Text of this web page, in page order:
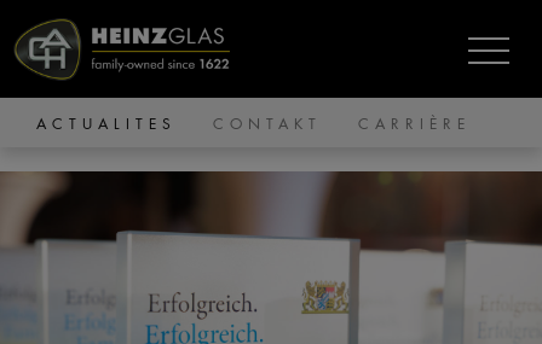
ACTUALITES CONTAKT CARRIÈRE